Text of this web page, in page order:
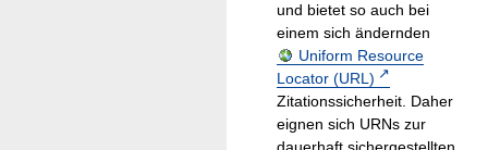
und bietet so auch bei
einem sich ändernden
Uniform Resource
Locator (URL)
Zitationssicherheit. Daher
eignen sich URNs zur